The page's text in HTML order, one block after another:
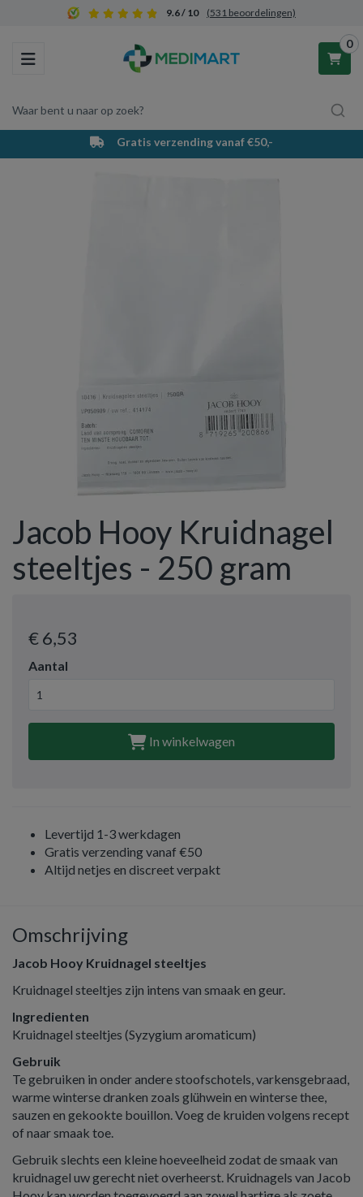
9.6 / 10 (531 beoordelingen)
Toggle navigation
Waar bent u naar op zoek?
0
Winkelwagen
Gratis verzending vanaf €50,-
Jacob Hooy Kruidnagel
steeltjes - 250 gram
€ 6,53
Aantal
In winkelwagen
Levertijd 1-3 werkdagen
Gratis verzending vanaf €50
Altijd netjes en discreet verpakt
Omschrijving
Jacob Hooy Kruidnagel steeltjes
Kruidnagel steeltjes zijn intens van smaak en geur.
Ingredienten
Kruidnagel steeltjes (Syzygium aromaticum)
Gebruik
Te gebruiken in onder andere stoofschotels, varkensgebraad,
warme winterse dranken zoals glühwein en winterse thee,
sauzen en gekookte bouillon. Voeg de kruiden volgens recept
of naar smaak toe.
Gebruik slechts een kleine hoeveelheid zodat de smaak van
kruidnagel uw gerecht niet overheerst. Kruidnagels van Jacob